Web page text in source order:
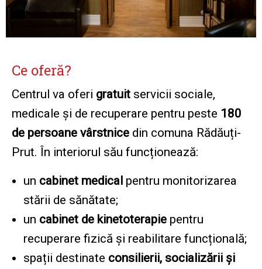
Ce oferă?
Centrul va oferi gratuit servicii sociale,
medicale și de recuperare pentru peste 180
de persoane vârstnice din comuna Rădăuți-
Prut. În interiorul său funcționează:
un cabinet medical pentru monitorizarea
stării de sănătate;
un cabinet de kinetoterapie pentru
recuperare fizică și reabilitare funcțională;
spații destinate consilierii, socializării și